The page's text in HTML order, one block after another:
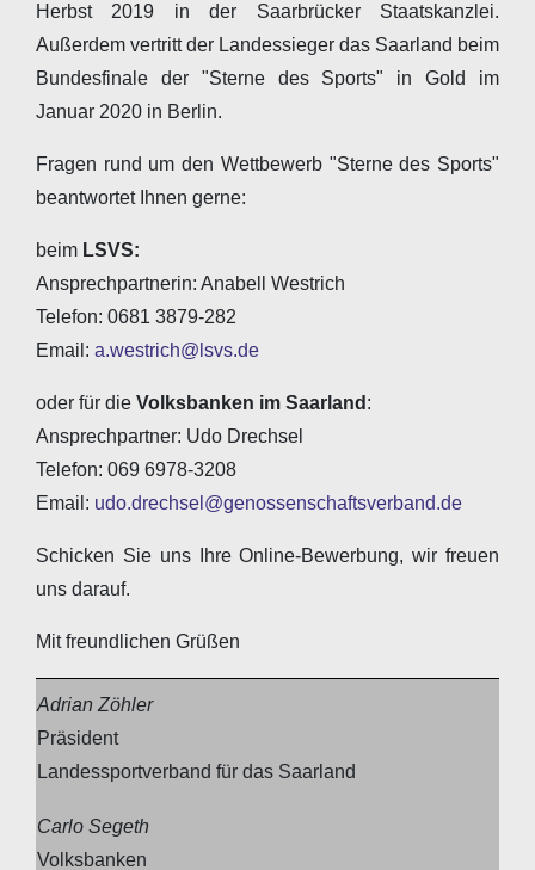
Herbst 2019 in der Saarbrücker Staatskanzlei.
Außerdem vertritt der Landessieger das Saarland beim
Bundesfinale der "Sterne des Sports" in Gold im
Januar 2020 in Berlin.
Fragen rund um den Wettbewerb "Sterne des Sports"
beantwortet Ihnen gerne:
beim LSVS:
Ansprechpartnerin: Anabell Westrich
Telefon: 0681 3879-282
Email: a.westrich@lsvs.de
oder für die Volksbanken im Saarland :
Ansprechpartner: Udo Drechsel
Telefon: 069 6978-3208
Email: udo.drechsel@genossenschaftsverband.de
Schicken Sie uns Ihre Online-Bewerbung, wir freuen
uns darauf.
Mit freundlichen Grüßen
Adrian Zöhler
Präsident
Landessportverband für das Saarland
Carlo Segeth
Volksbanken